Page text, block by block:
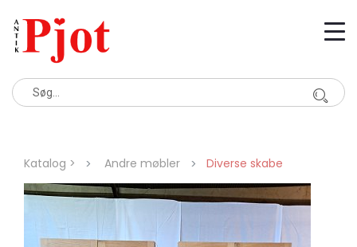
Katalog > Andre møbler Diverse skabe